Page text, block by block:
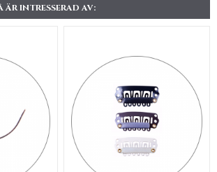
INTRESSERAD AV: